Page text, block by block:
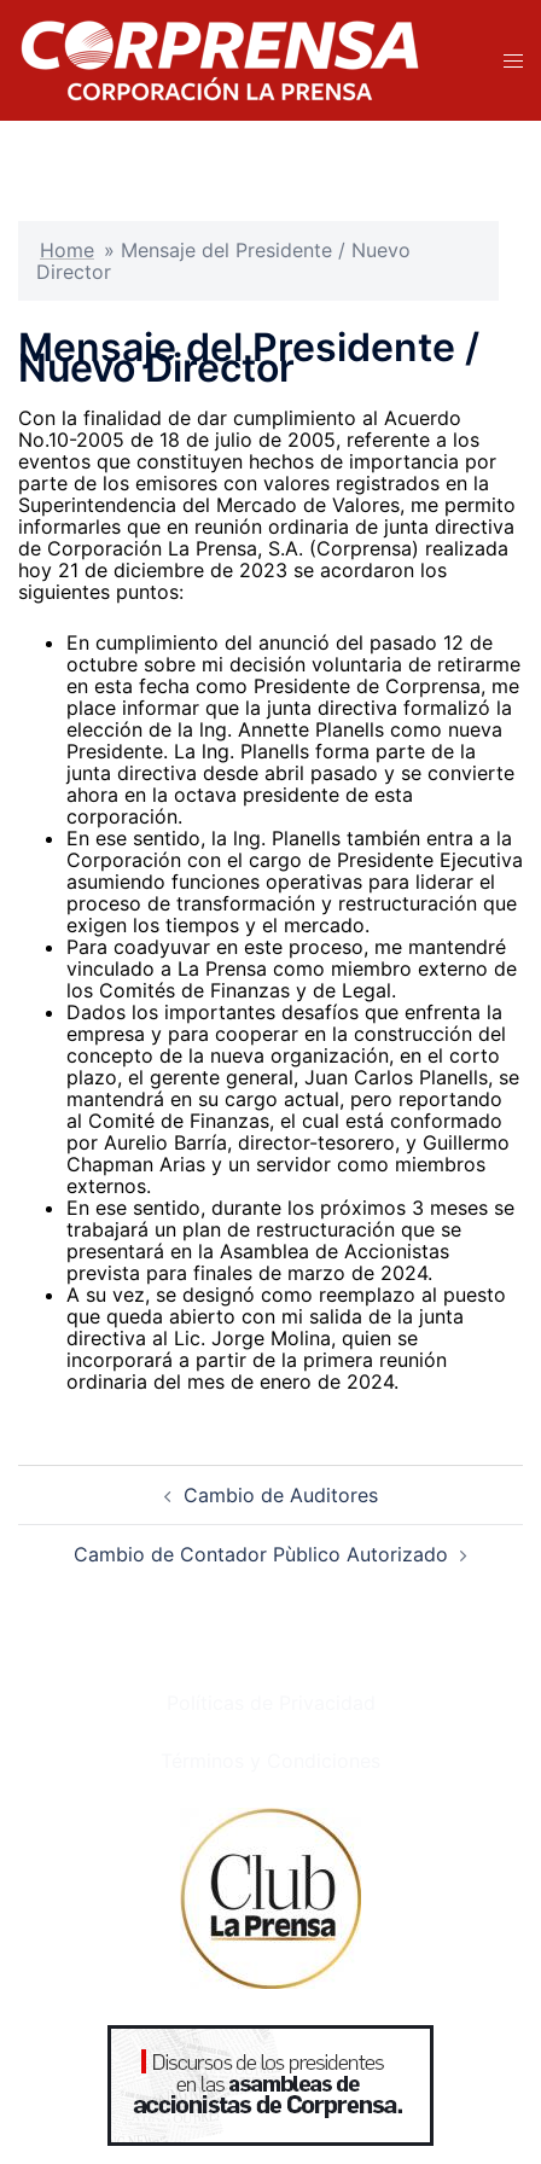
contenido
Home » Mensaje del Presidente / Nuevo
Director
Mensaje del Presidente /
Nuevo Director
Con la finalidad de dar cumplimiento al Acuerdo
No.10-2005 de 18 de julio de 2005, referente a los
eventos que constituyen hechos de importancia por
parte de los emisores con valores registrados en la
Superintendencia del Mercado de Valores, me permito
informarles que en reunión ordinaria de junta directiva
de Corporación La Prensa, S.A. (Corprensa) realizada
hoy 21 de diciembre de 2023 se acordaron los
siguientes puntos:
En cumplimiento del anunció del pasado 12 de
octubre sobre mi decisión voluntaria de retirarme
en esta fecha como Presidente de Corprensa, me
place informar que la junta directiva formalizó la
elección de la lng. Annette Planells como nueva
Presidente. La lng. Planells forma parte de la
junta directiva desde abril pasado y se convierte
ahora en la octava presidente de esta
corporación.
En ese sentido, la lng. Planells también entra a la
Corporación con el cargo de Presidente Ejecutiva
asumiendo funciones operativas para liderar el
proceso de transformación y restructuración que
exigen los tiempos y el mercado.
Para coadyuvar en este proceso, me mantendré
vinculado a La Prensa como miembro externo de
los Comités de Finanzas y de Legal.
Dados los importantes desafíos que enfrenta la
empresa y para cooperar en la construcción del
concepto de la nueva organización, en el corto
plazo, el gerente general, Juan Carlos Planells, se
mantendrá en su cargo actual, pero reportando
al Comité de Finanzas, el cual está conformado
por Aurelio Barría, director-tesorero, y Guillermo
Chapman Arias y un servidor como miembros
externos.
En ese sentido, durante los próximos 3 meses se
trabajará un plan de restructuración que se
presentará en la Asamblea de Accionistas
prevista para finales de marzo de 2024.
A su vez, se designó como reemplazo al puesto
que queda abierto con mi salida de la junta
directiva al Lic. Jorge Molina, quien se
incorporará a partir de la primera reunión
ordinaria del mes de enero de 2024.
Navegación
Cambio de Auditores
Cambio de Contador Pùblico Autorizado